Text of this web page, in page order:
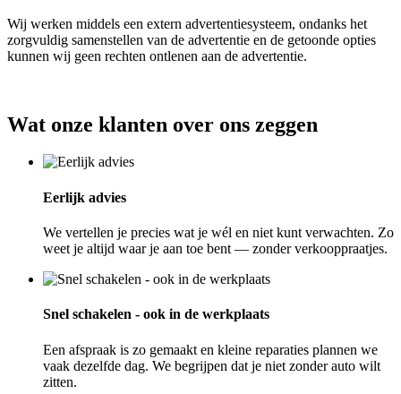
Wij werken middels een extern advertentiesysteem, ondanks het
zorgvuldig samenstellen van de advertentie en de getoonde opties
kunnen wij geen rechten ontlenen aan de advertentie.
Wat onze klanten over ons zeggen
Eerlijk advies
We vertellen je precies wat je wél en niet kunt verwachten. Zo
weet je altijd waar je aan toe bent — zonder verkooppraatjes.
Snel schakelen - ook in de werkplaats
Een afspraak is zo gemaakt en kleine reparaties plannen we
vaak dezelfde dag. We begrijpen dat je niet zonder auto wilt
zitten.